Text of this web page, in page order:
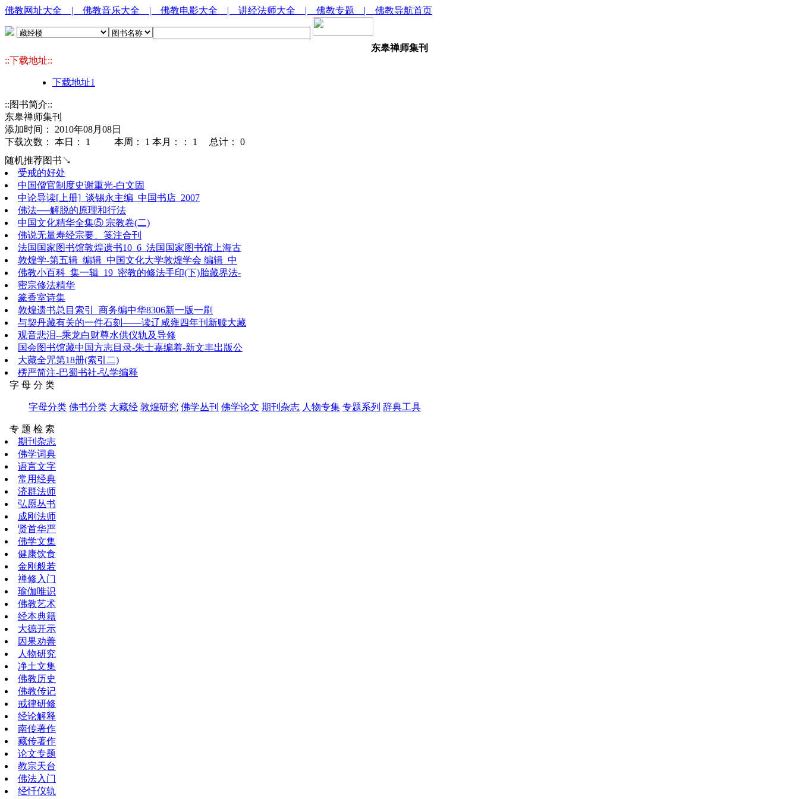
佛教网址大全 | 佛教音乐大全 | 佛教电影大全 | 讲经法师大全 | 佛教专题 | 佛教导航首页
东皋禅师集刊
::下载地址::
下载地址1
::图书简介::
东皋禅师集刊
添加时间： 2010年08月08日
下载次数： 本日： 1 本周： 1 本月：： 1 总计： 0
随机推荐图书↘
受戒的好处
中国僧官制度史谢重光-白文固
中论导读[上册]_谈锡永主编_中国书店_2007
佛法──解脱的原理和行法
中国文化精华全集⑤ 宗教卷(二)
佛说无量寿经宗要、笺注合刊
法国国家图书馆敦煌遗书10_6_法国国家图书馆上海古
敦煌学-第五辑_编辑_中国文化大学敦煌学会 编辑_中
佛教小百科_集一辑_19_密教的修法手印(下)胎藏界法-
密宗修法精华
篆香室诗集
敦煌遗书总目索引_商务编中华8306新一版一刷
与契丹藏有关的一件石刻——读辽咸雍四年刊新赎大藏
观音悲泪--乘龙白财尊水供仪轨及导修
国会图书馆藏中国方志目录-朱士嘉编着-新文丰出版公
大藏全咒第18册(索引二)
楞严简注-巴蜀书社-弘学编释
字 母 分 类
字母分类 佛书分类 大藏经 敦煌研究 佛学丛刊 佛学论文 期刊杂志 人物专集 专题系列 辞典工具
专 题 检 索
期刊杂志
佛学词典
语言文字
常用经典
济群法师
弘愿丛书
成刚法师
贤首华严
佛学文集
健康饮食
金刚般若
禅修入门
瑜伽唯识
佛教艺术
经本典籍
大德开示
因果劝善
人物研究
净土文集
佛教历史
佛教传记
戒律研修
经论解释
南传著作
藏传著作
论文专题
教宗天台
佛法入门
经忏仪轨